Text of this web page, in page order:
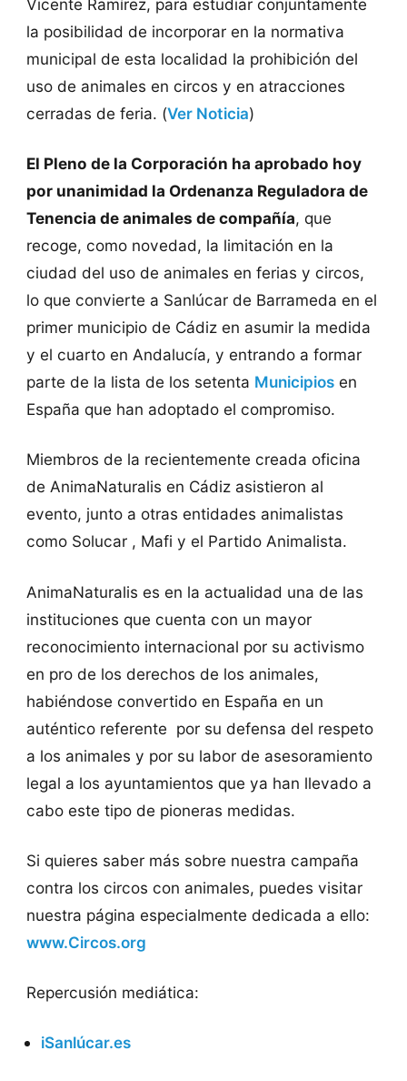
Vicente Ramírez, para estudiar conjuntamente
la posibilidad de incorporar en la normativa
municipal de esta localidad la prohibición del
uso de animales en circos y en atracciones
cerradas de feria. (Ver Noticia)
El Pleno de la Corporación ha aprobado hoy
por unanimidad la Ordenanza Reguladora de
Tenencia de animales de compañía, que
recoge, como novedad, la limitación en la
ciudad del uso de animales en ferias y circos,
lo que convierte a Sanlúcar de Barrameda en el
primer municipio de Cádiz en asumir la medida
y el cuarto en Andalucía, y entrando a formar
parte de la lista de los setenta Municipiosen
España que han adoptado el compromiso.
Miembros de la recientemente creada oficina
de AnimaNaturalis en Cádiz asistieron al
evento, junto a otras entidades animalistas
como Solucar , Mafi y el Partido Animalista.
AnimaNaturalis es en la actualidad una de las
instituciones que cuenta con un mayor
reconocimiento internacional por su activismo
en pro de los derechos de los animales,
habiéndose convertido en España en un
auténtico referente por su defensa del respeto
a los animales y por su labor de asesoramiento
legal a los ayuntamientos que ya han llevado a
cabo este tipo de pioneras medidas.
Si quieres saber más sobre nuestra campaña
contra los circos con animales, puedes visitar
nuestra página especialmente dedicada a ello:
www.Circos.org
Repercusión mediática:
iSanlúcar.es